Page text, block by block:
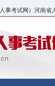
事考试网）河南省